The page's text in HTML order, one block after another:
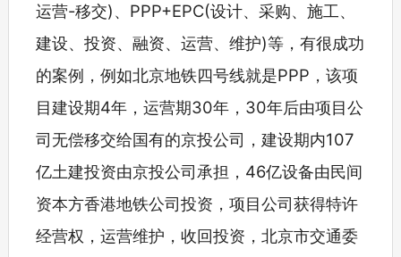
运营-移交)、PPP+EPC(设计、采购、施工、
建设、投资、融资、运营、维护)等，有很成功
的案例，例如北京地铁四号线就是PPP，该项
目建设期4年，运营期30年，30年后由项目公
司无偿移交给国有的京投公司，建设期内107
亿土建投资由京投公司承担，46亿设备由民间
资本方香港地铁公司投资，项目公司获得特许
经营权，运营维护，收回投资，北京市交通委